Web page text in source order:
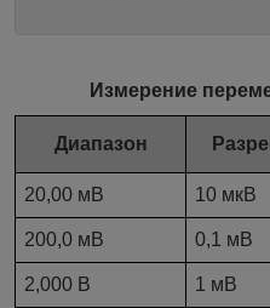
Измерение
Диапазон
20,00 мВ 10 мкВ
200,0 мВ 0,1 мВ
2,000 В 1 мВ